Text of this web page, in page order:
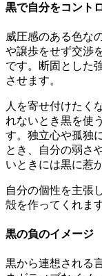
黒で自分をコント
威圧感のある色な
や譲歩をせず交渉
です。断固とした
させます。
人を寄せ付けたく
れないとき黒を使
す。独立心や孤独
とき、自分の弱さ
いときには黒に惹
自分の個性を主張
殻を作ってくれます
黒の負のイメージ
黒から連想される